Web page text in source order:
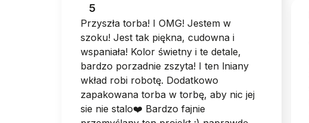
5
Przyszła torba! I OMG! Jestem w
szoku! Jest tak piękna, cudowna i
wspaniała! Kolor świetny i te detale,
bardzo porzadnie zszyta! I ten lniany
wkład robi robotę. Dodatkowo
zapakowana torba w torbę, aby nic jej
sie nie stalo❤️ Bardzo fajnie